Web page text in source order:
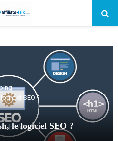
SEO ?
le logiciel SEO ?